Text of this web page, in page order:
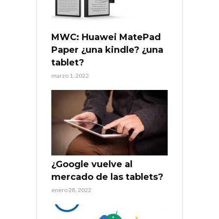
MWC: Huawei MatePad
Paper ¿una kindle? ¿una
tablet?
marzo 1, 2022
¿Google vuelve al
mercado de las tablets?
enero 28, 2022